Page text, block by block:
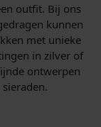
outfit. Bij ons
kunnen
met unieke
in zilver of
ontwerpen